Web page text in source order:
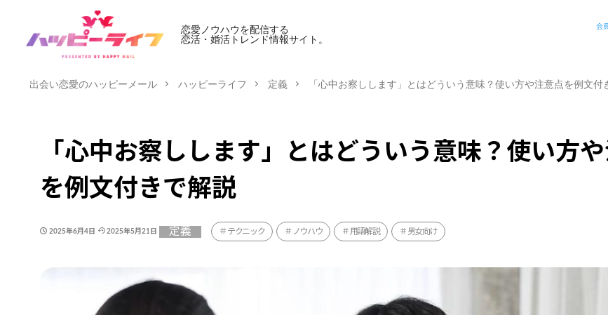
恋愛ノウハウを配信する
恋活・婚活トレンド情報サイト。
出会い恋愛のハッピーメール ハッピーライフ 定義 「心中お察しします」とはどういう意味？使い方や注意点を例文付
「心中お察しします」とはどういう意味？使い方
を例文付きで解説
2025年6月4日 2025年5月21日 定義 テクニック ノウハウ 用語解説 男女向け